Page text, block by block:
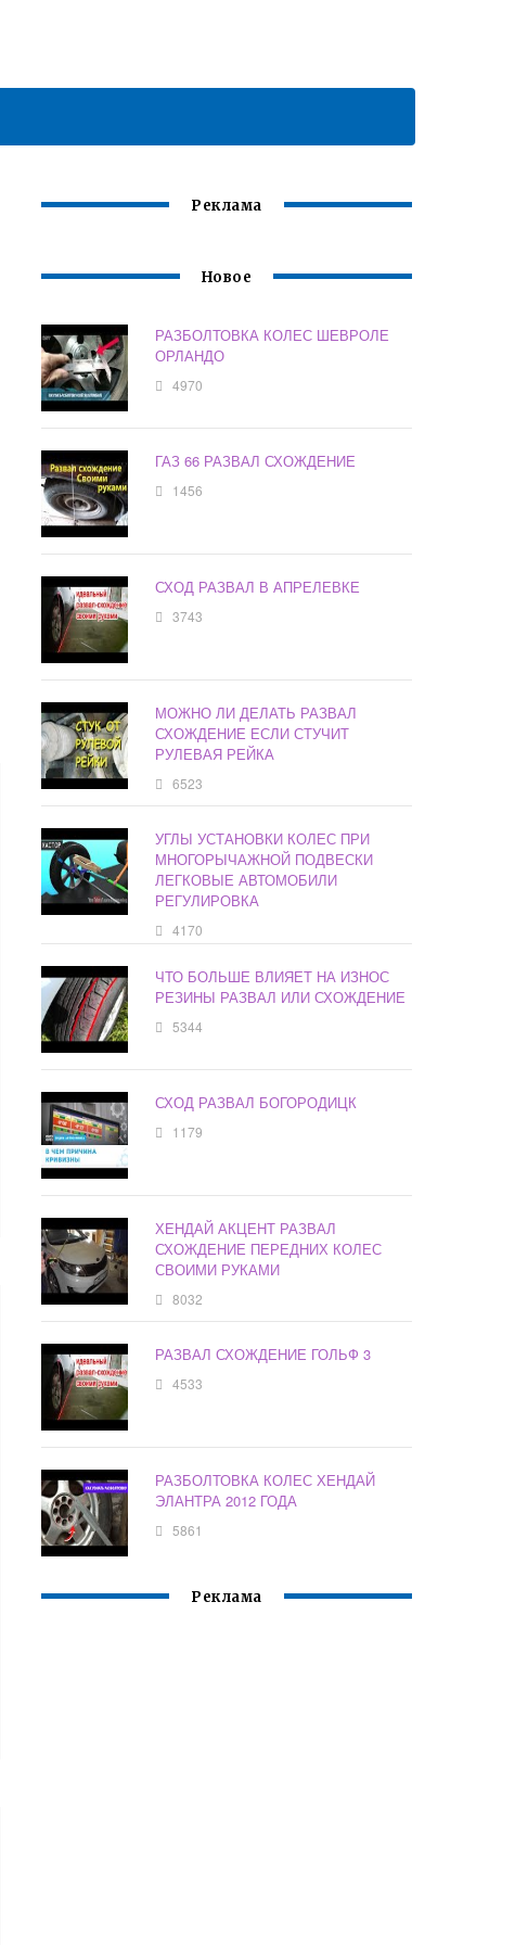
Реклама
Новое
РАЗБОЛТОВКА КОЛЕС ШЕВРОЛЕ
ОРЛАНДО
4970
ГАЗ 66 РАЗВАЛ СХОЖДЕНИЕ
1456
СХОД РАЗВАЛ В АПРЕЛЕВКЕ
3743
МОЖНО ЛИ ДЕЛАТЬ РАЗВАЛ
СХОЖДЕНИЕ ЕСЛИ СТУЧИТ
РУЛЕВАЯ РЕЙКА
6523
УГЛЫ УСТАНОВКИ КОЛЕС ПРИ
МНОГОРЫЧАЖНОЙ ПОДВЕСКИ
ЛЕГКОВЫЕ АВТОМОБИЛИ
РЕГУЛИРОВКА
4170
ЧТО БОЛЬШЕ ВЛИЯЕТ НА ИЗНОС
РЕЗИНЫ РАЗВАЛ ИЛИ СХОЖДЕНИЕ
5344
СХОД РАЗВАЛ БОГОРОДИЦК
1179
ХЕНДАЙ АКЦЕНТ РАЗВАЛ
СХОЖДЕНИЕ ПЕРЕДНИХ КОЛЕС
СВОИМИ РУКАМИ
8032
РАЗВАЛ СХОЖДЕНИЕ ГОЛЬФ 3
4533
РАЗБОЛТОВКА КОЛЕС ХЕНДАЙ
ЭЛАНТРА 2012 ГОДА
5861
Реклама